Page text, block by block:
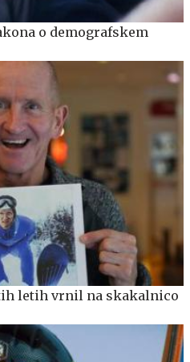
o demografskem
letih vrnil na skakalnico